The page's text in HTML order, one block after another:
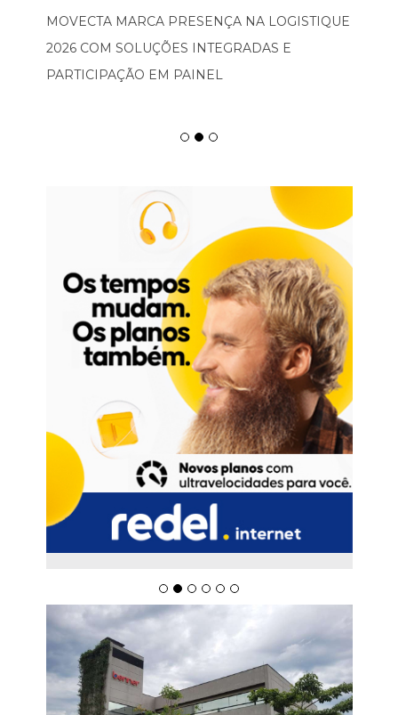
MOVECTA MARCA PRESENÇA NA LOGISTIQUE
2026 COM SOLUÇÕES INTEGRADAS E
PARTICIPAÇÃO EM PAINEL